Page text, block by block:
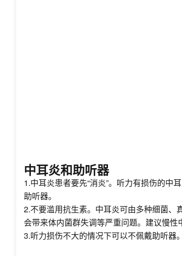
中耳炎和助听器
1.中耳炎患者要先“消炎”。听力有损伤的中
助听器。
2.不要滥用抗生素。中耳炎可由多种细菌
会带来体内菌群失调等严重问题。建议慢性
3.听力损伤不大的情况下可以不佩戴助听器